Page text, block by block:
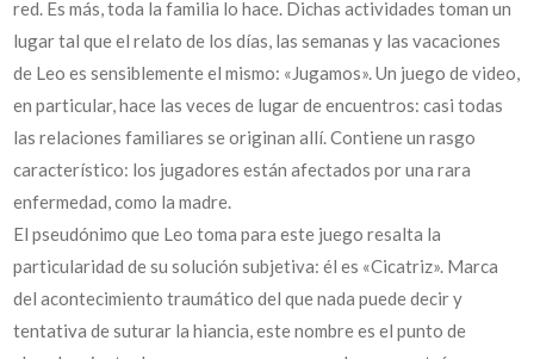
red. Es más, toda la familia lo hace. Dichas actividades toman un
lugar tal que el relato de los días, las semanas y las vacaciones
de Leo es sensiblemente el mismo: «Jugamos». Un juego de video,
en particular, hace las veces de lugar de encuentros: casi todas
las relaciones familiares se originan allí. Contiene un rasgo
característico: los jugadores están afectados por una rara
enfermedad, como la madre.
El pseudónimo que Leo toma para este juego resalta la
particularidad de su solución subjetiva: él es «Cicatriz». Marca
del acontecimiento traumático del que nada puede decir y
tentativa de suturar la hiancia, este nombre es el punto de